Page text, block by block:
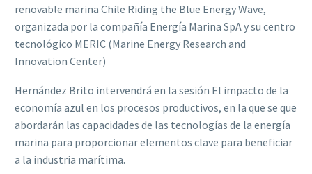
renovable marina Chile Riding the Blue Energy Wave,
organizada por la compañía Energía Marina SpA y su centro
tecnológico MERIC (Marine Energy Research and
Innovation Center)
Hernández Brito intervendrá en la sesión El impacto de la
economía azul en los procesos productivos, en la que se que
abordarán las capacidades de las tecnologías de la energía
marina para proporcionar elementos clave para beneficiar
a la industria marítima.